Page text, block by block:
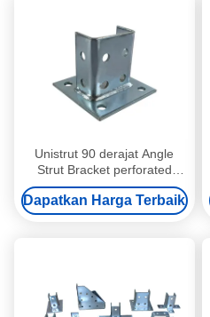
Unistrut 90 derajat Angle
Strut Bracket perforated
Unistrut C Channel
Dapatkan Harga Terbaik